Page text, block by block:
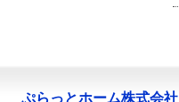
ぷらっとホーム株式会社